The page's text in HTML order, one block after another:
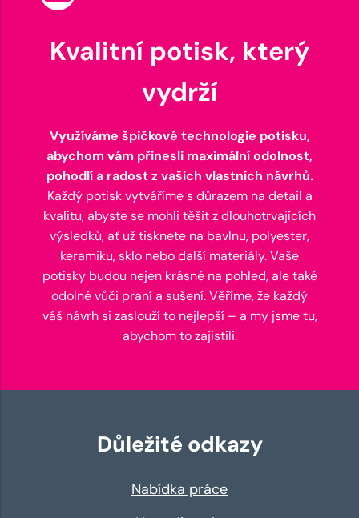
Kvalitní potisk, který
vydrží
Využíváme špičkové technologie potisku,
abychom vám přinesli maximální odolnost,
pohodlí a radost z vašich vlastních návrhů.
Každý potisk vytváříme s důrazem na detail a
kvalitu, abyste se mohli těšit z dlouhotrvajících
výsledků, ať už tisknete na bavlnu, polyester,
keramiku, sklo nebo další materiály. Vaše
potisky budou nejen krásné na pohled, ale také
odolné vůči praní a sušení. Věříme, že každý
váš návrh si zaslouží to nejlepší – a my jsme tu,
abychom to zajistili.
Důležité odkazy
Nabídka práce